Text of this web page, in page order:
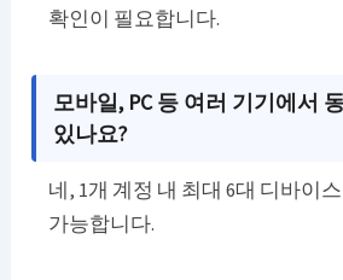
확인이 필요합니다.
모바일, PC 등 여러 기기에서
있나요?
네, 1개 계정 내 최대 6대 디바이
가능합니다.